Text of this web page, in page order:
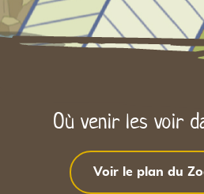
Où venir les voir
Voir le plan du